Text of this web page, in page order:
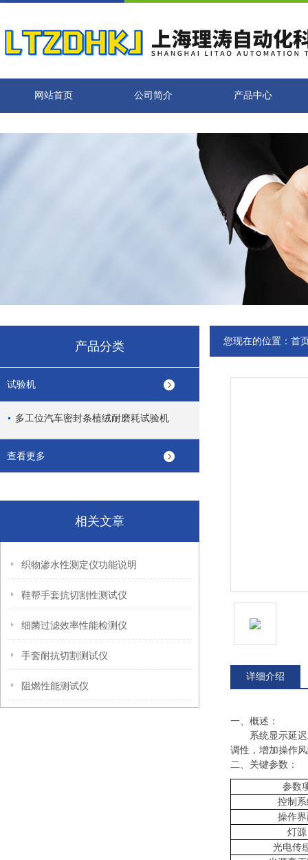
网站首页 公司简介 产品中心
产品分类
试验机
多工位汽车密封条植绒耐磨耗试验机
查看更多
相关文章
织物渗水性测定仪功能说明
鞋帮手套抗切割性测试仪
细菌过滤效率性能检测仪
手套耐抗切割测试仪
阻燃性能测试仪
您现在的位置： 首
详细介绍
‌一、 概述：
系统显示延
调性，增加操作
二、关键参数 ：
参数
控制系
操作界
灯源
光电传